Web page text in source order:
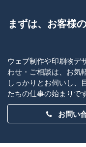
まずは、お客様
ウェブ制作や印刷物デ
わせ・ご相談は、お気
しっかりとお伺いし、
たちの仕事の始まりで
お問い合